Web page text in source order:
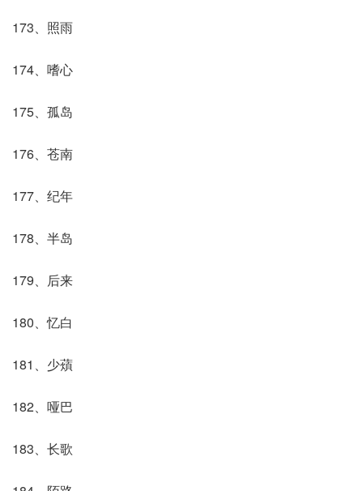
173、照雨
174、嗜心
175、孤岛
176、苍南
177、纪年
178、半岛
179、后来
180、忆白
181、少薠
182、哑巴
183、长歌